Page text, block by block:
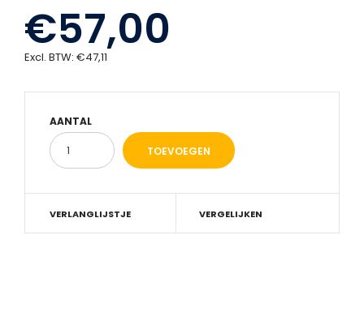
€57,00
Excl. BTW: €47,11
AANTAL
VERLANGLIJSTJE VERGELIJKEN